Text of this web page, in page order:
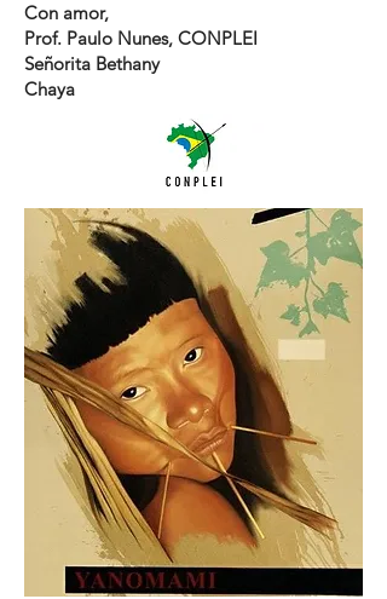
Con amor,
Prof. Paulo Nunes, CONPLEI
Señorita Bethany
Chaya